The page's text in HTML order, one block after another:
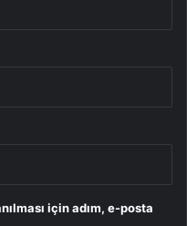
için adım, e-posta